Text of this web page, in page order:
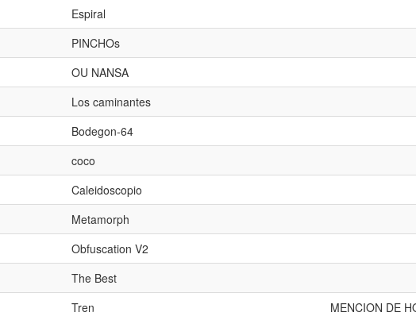
Espiral
PINCHOs
OU NANSA
Los caminantes
Bodegon-64
coco
Caleidoscopio
Metamorph
Obfuscation V2
The Best
Tren
MENCION DE